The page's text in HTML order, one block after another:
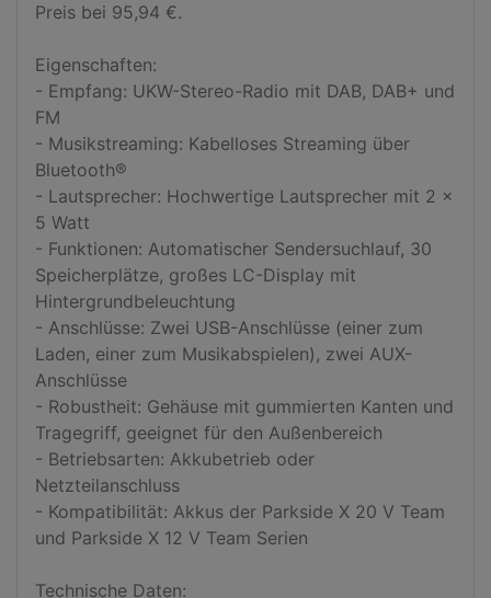
Preis bei 95,94 €.
Eigenschaften:
- Empfang: UKW-Stereo-Radio mit DAB, DAB+ und
FM
- Musikstreaming: Kabelloses Streaming über
Bluetooth®
- Lautsprecher: Hochwertige Lautsprecher mit 2 x
5 Watt
- Funktionen: Automatischer Sendersuchlauf, 30
Speicherplätze, großes LC-Display mit
Hintergrundbeleuchtung
- Anschlüsse: Zwei USB-Anschlüsse (einer zum
Laden, einer zum Musikabspielen), zwei AUX-
Anschlüsse
- Robustheit: Gehäuse mit gummierten Kanten und
Tragegriff, geeignet für den Außenbereich
- Betriebsarten: Akkubetrieb oder
Netzteilanschluss
- Kompatibilität: Akkus der Parkside X 20 V Team
und Parkside X 12 V Team Serien
Technische Daten: